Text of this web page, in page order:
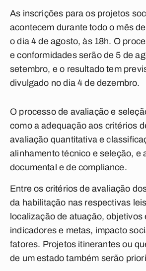
As inscrições para os projetos
acontecem durante todo o mês
o dia 4 de agosto, às 18h. O
e conformidades serão de 5 de
setembro, e o resultado tem
divulgado no dia 4 de dezembro.
O processo de avaliação e
como a adequação aos critérios
avaliação quantitativa e
alinhamento técnico e seleção, e
documental e de compliance.
Entre os critérios de avaliação
da habilitação nas respectivas
localização de atuação, objetivos
indicadores e metas, impacto
fatores. Projetos itinerantes ou
de um estado também serão